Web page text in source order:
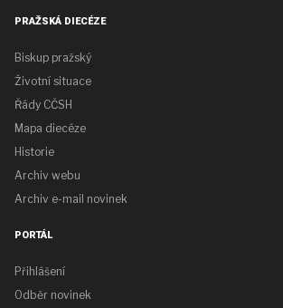
PRAŽSKÁ DIECÉZE
Biskup pražský
Životní situace
Řády CČSH
Mapa diecéze
Historie
Archiv webu
Archiv e-mail novinek
PORTÁL
Přihlášení
Odběr novinek